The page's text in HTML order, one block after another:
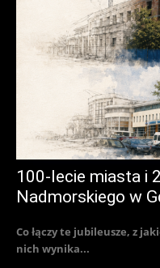
100-lecie miasta i
Nadmorskiego w
Co łączy te jubileusze, z
nich wynika...